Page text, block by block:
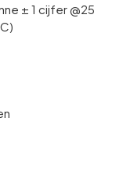
± 1 cijfer @25